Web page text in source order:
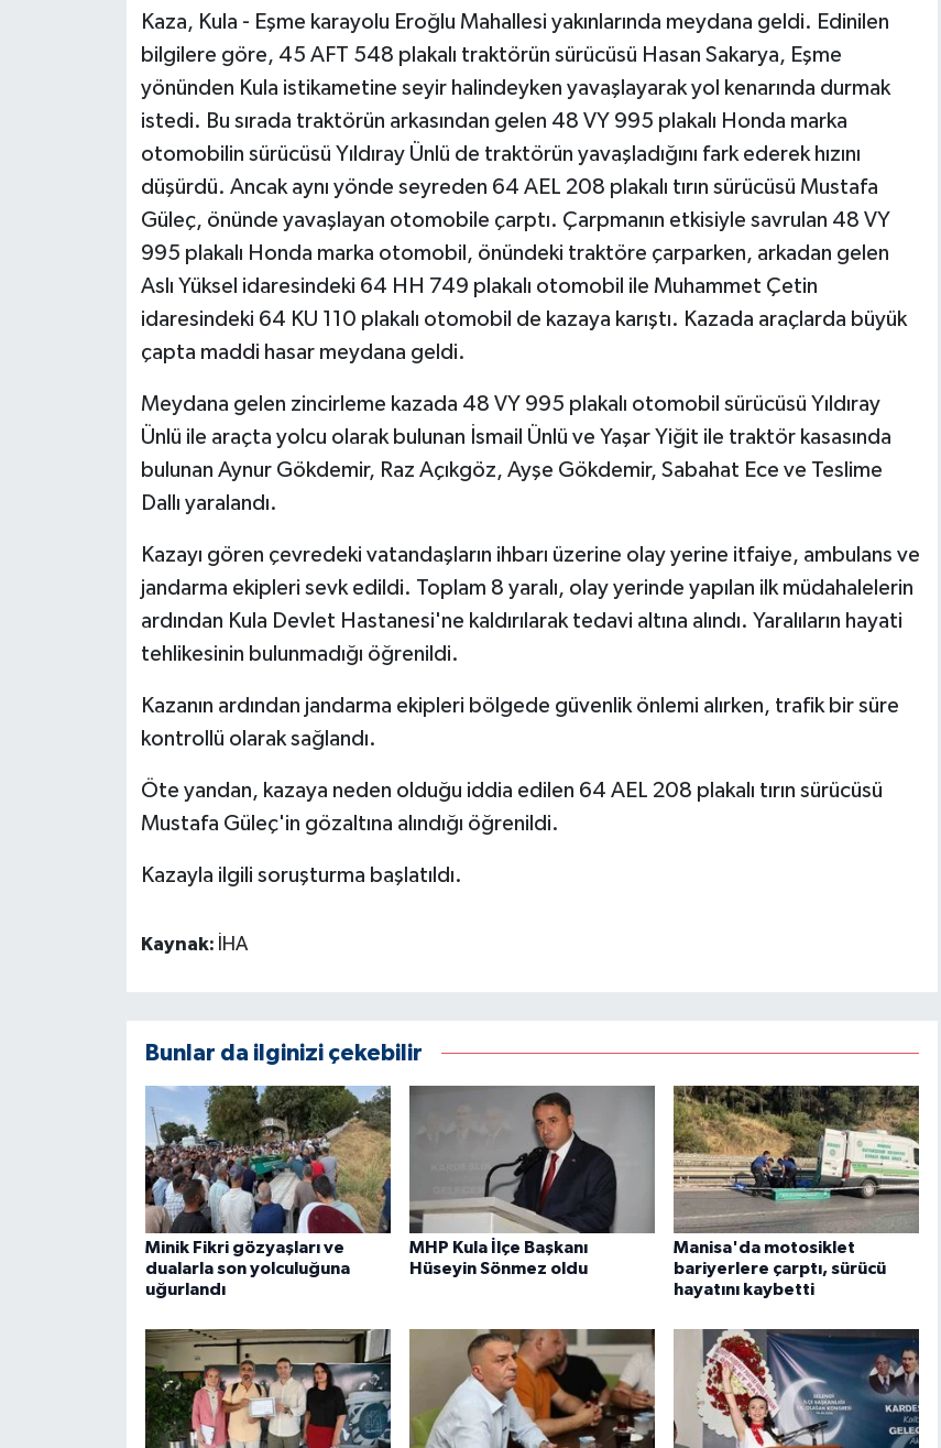
Kaza, Kula - Eşme karayolu Eroğlu Mahallesi yakınlarında meydana geldi. Edinilen
bilgilere göre, 45 AFT 548 plakalı traktörün sürücüsü Hasan Sakarya, Eşme
yönünden Kula istikametine seyir halindeyken yavaşlayarak yol kenarında durmak
istedi. Bu sırada traktörün arkasından gelen 48 VY 995 plakalı Honda marka
otomobilin sürücüsü Yıldıray Ünlü de traktörün yavaşladığını fark ederek hızını
düşürdü. Ancak aynı yönde seyreden 64 AEL 208 plakalı tırın sürücüsü Mustafa
Güleç, önünde yavaşlayan otomobile çarptı. Çarpmanın etkisiyle savrulan 48 VY
995 plakalı Honda marka otomobil, önündeki traktöre çarparken, arkadan gelen
Aslı Yüksel idaresindeki 64 HH 749 plakalı otomobil ile Muhammet Çetin
idaresindeki 64 KU 110 plakalı otomobil de kazaya karıştı. Kazada araçlarda büyük
çapta maddi hasar meydana geldi.
Meydana gelen zincirleme kazada 48 VY 995 plakalı otomobil sürücüsü Yıldıray
Ünlü ile araçta yolcu olarak bulunan İsmail Ünlü ve Yaşar Yiğit ile traktör kasasında
bulunan Aynur Gökdemir, Raz Açıkgöz, Ayşe Gökdemir, Sabahat Ece ve Teslime
Dallı yaralandı.
Kazayı gören çevredeki vatandaşların ihbarı üzerine olay yerine itfaiye, ambulans ve
jandarma ekipleri sevk edildi. Toplam 8 yaralı, olay yerinde yapılan ilk müdahalelerin
ardından Kula Devlet Hastanesi'ne kaldırılarak tedavi altına alındı. Yaralıların hayati
tehlikesinin bulunmadığı öğrenildi.
Kazanın ardından jandarma ekipleri bölgede güvenlik önlemi alırken, trafik bir süre
kontrollü olarak sağlandı.
Öte yandan, kazaya neden olduğu iddia edilen 64 AEL 208 plakalı tırın sürücüsü
Mustafa Güleç'in gözaltına alındığı öğrenildi.
Kazayla ilgili soruşturma başlatıldı.
Kaynak: İHA
Bunlar da ilginizi çekebilir
Minik Fikri gözyaşları ve
dualarla son yolculuğuna
uğurlandı
MHP Kula İlçe Başkanı
Hüseyin Sönmez oldu
Manisa'da motosiklet
bariyerlere çarptı, sürücü
hayatını kaybetti